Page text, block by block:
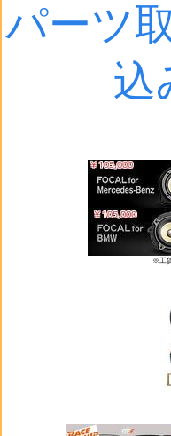
パーツ
込
※工